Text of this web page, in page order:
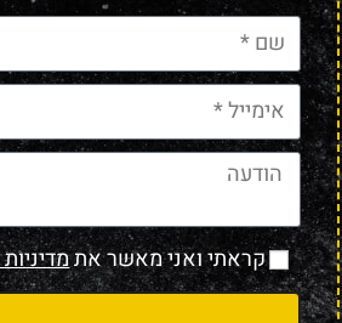
קראתי ואני מאשר את